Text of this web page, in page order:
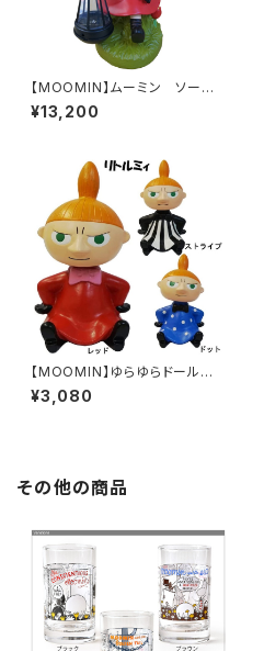
【MOOMIN】ムーミン ソーラ
ーランタン（リトルミイ/KC511
0）
¥13,200
【MOOMIN】ゆらゆらドール
リトルミイ
¥3,080
その他の商品